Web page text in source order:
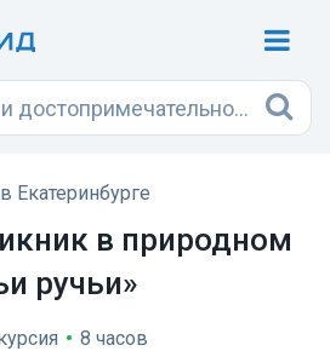
Екатеринбурге
в природном
ручьи»
• 8 часов